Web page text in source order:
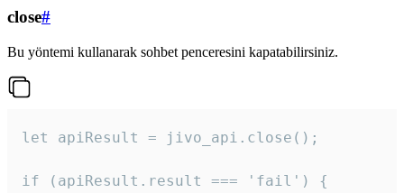
close#
Bu yöntemi kullanarak sohbet penceresini kapatabilirsiniz.
let apiResult = jivo_api.close();
if (apiResult.result === 'fail') {